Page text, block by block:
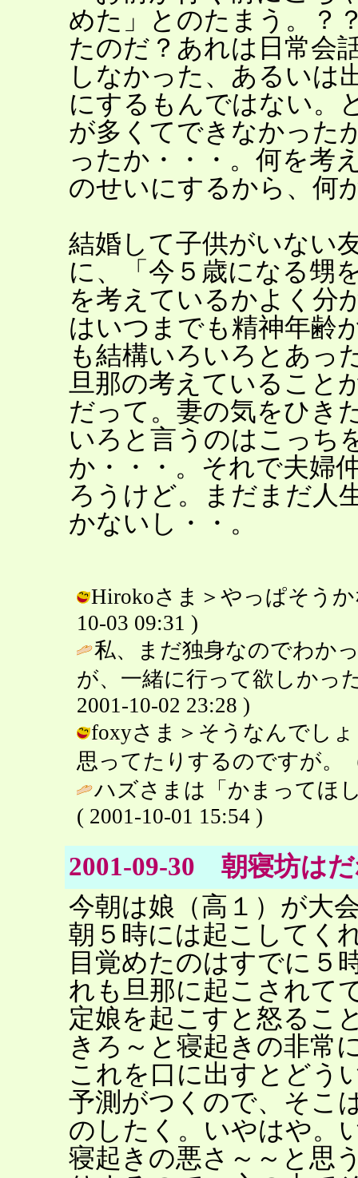
めた」とのたまう。？
たのだ？あれは日常会
しなかった、あるいは
にするもんではない。
が多くてできなかった
ったか・・・。何を考
のせいにするから、何
結婚して子供がいない
に、「今５歳になる甥
を考えているかよく分
はいつまでも精神年齢
も結構いろいろとあっ
旦那の考えていること
だって。妻の気をひき
いろと言うのはこっち
か・・・。それで夫婦
ろうけど。まだまだ人
かないし・・。
Hirokoさま＞やっぱそう
10-03 09:31 )
私、まだ独身なのでわか
が、一緒に行って欲しかっ
2001-10-02 23:28 )
foxyさま＞そうなんでし
思ってたりするのですが。
ハズさまは「かまってほ
( 2001-10-01 15:54 )
2001-09-30 朝寝坊は
今朝は娘（高１）が大
朝５時には起こしてく
目覚めたのはすでに５
れも旦那に起こされて
定娘を起こすと怒るこ
きろ～と寝起きの非常
これを口に出すとどう
予測がつくので、そこ
のしたく。いやはや。
寝起きの悪さ～～と思